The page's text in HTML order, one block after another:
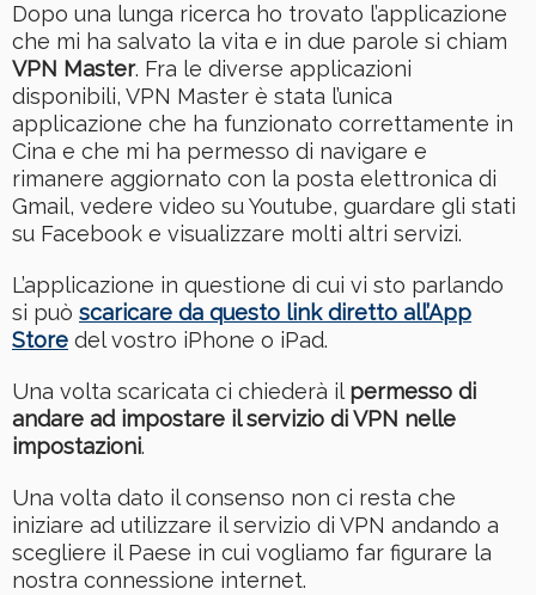
Dopo una lunga ricerca ho trovato l’applicazione
che mi ha salvato la vita e in due parole si chiam
VPN Master. Fra le diverse applicazioni
disponibili, VPN Master è stata l’unica
applicazione che ha funzionato correttamente in
Cina e che mi ha permesso di navigare e
rimanere aggiornato con la posta elettronica di
Gmail, vedere video su Youtube, guardare gli stati
su Facebook e visualizzare molti altri servizi.
L’applicazione in questione di cui vi sto parlando
si può scaricare da questo link diretto all’App
Store del vostro iPhone o iPad.
Una volta scaricata ci chiederà ilpermesso di
andare ad impostare il servizio di VPN nelle
impostazioni.
Una volta dato il consenso non ci resta che
iniziare ad utilizzare il servizio di VPN andando a
scegliere il Paese in cui vogliamo far figurare la
nostra connessione internet.